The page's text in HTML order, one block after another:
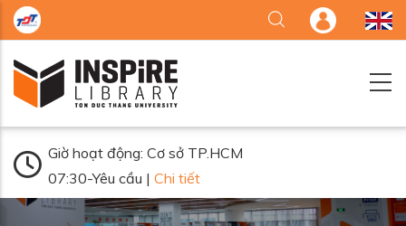
Nhảy đến nội dung
Giờ hoạt động: Cơ sở TP.HCM
07:30-Yêu cầu | Chi tiết